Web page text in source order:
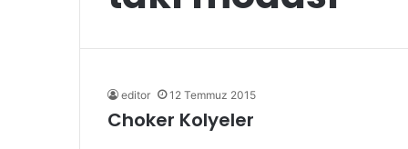
editor 12 Temmuz 2015
Choker Kolyeler